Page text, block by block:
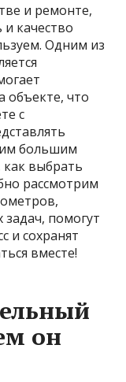
и ремонте,
качество
Одним из
объекте, что
с
большим
выбрать
рассмотрим
помогут
и сохранят
вместе!
он